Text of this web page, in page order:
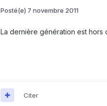
Posté(e) 7 novembre 2011
La dernière génération est hors
Citer